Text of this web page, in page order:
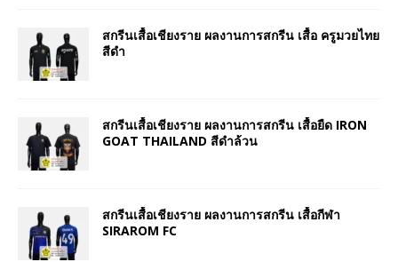
สกรีนเสื้อเชียงราย ผลงานการสกรีน เสื้อ ครูมวยไทย
สีดำ
สกรีนเสื้อเชียงราย ผลงานการสกรีน เสื้อยืด IRON
GOAT THAILAND สีดำล้วน
สกรีนเสื้อเชียงราย ผลงานการสกรีน เสื้อกีฬา
SIRAROM FC